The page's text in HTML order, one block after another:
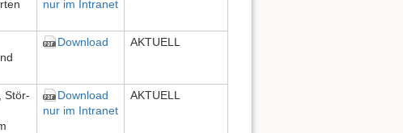
nur im Intranet
Download AKTUELL
, Stör-
Download
nur im Intranet
AKTUELL